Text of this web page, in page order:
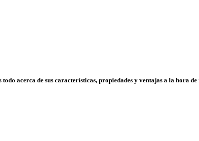
todo acerca de sus características, propiedades y ventajas a la hora